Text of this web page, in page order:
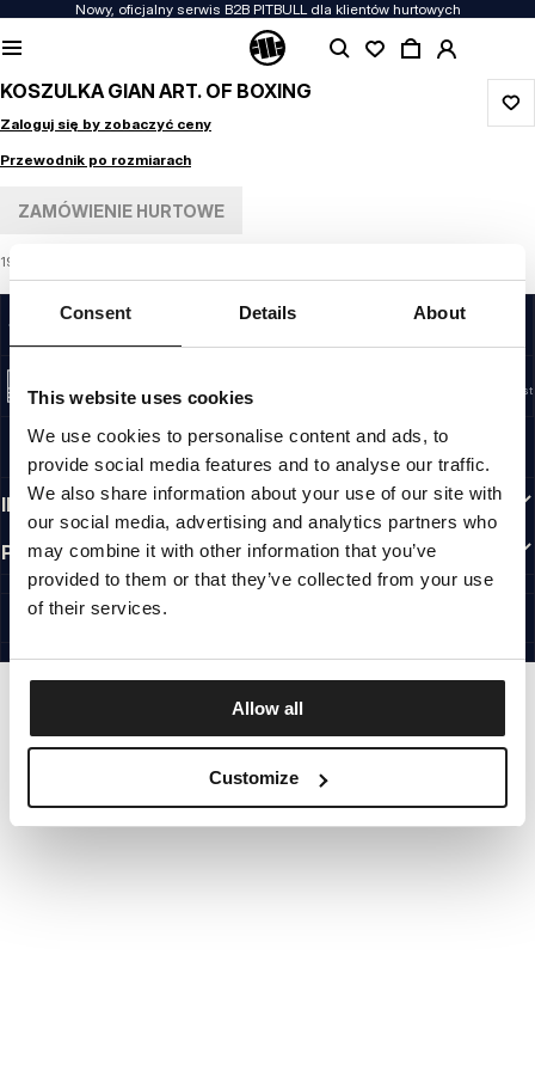
Consent Details About
This website uses cookies
We use cookies to personalise content and ads, to
provide social media features and to analyse our traffic.
We also share information about your use of our site with
our social media, advertising and analytics partners who
may combine it with other information that you’ve
provided to them or that they’ve collected from your use
of their services.
Allow all
Customize
Nowy, oficjalny serwis B2B PITBULL dla klientów hurtowych
KOSZULKA GIAN ART. OF BOXING
Zaloguj się by zobaczyć ceny
Przewodnik po rozmiarach
ZAMÓWIENIE HURTOWE
190 REGULAR SERIES
JAKOŚĆ TO DLA NAS PRIORYTET
Nasze korzenie sięgają San Diego z początku lat 90-tych XX wieku. Nasz styl jest
surowy, autentyczny i bezkompromisowy.
MARKA Z CHARAKTEREM
Nasze kolekcje wybierają sportowcy, fighterzy i uparci indywidualiści.
INFORMACJE
PRZYDATNE LINKI
PL INTERNATIONAL
©1997 - 2026 PITBULL SP. Z O.O. ALL RIGHTS RESERVED.